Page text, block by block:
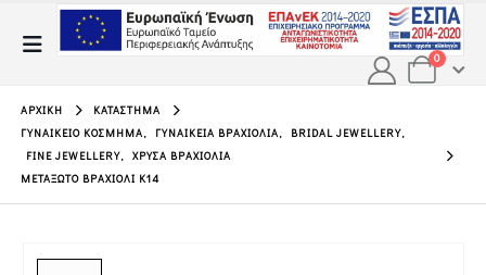
0
ΑΡΧΙΚΉ
ΚΑΤΆΣΤΗΜΑ
ΓΥΝΑΙΚΕΊΟ ΚΌΣΜΗΜΑ, ΓΥΝΑΙΚΕΊΑ ΒΡΑΧΙΌΛΙΑ, BRIDAL JEWELLERY,
FINE JEWELLERY,
ΧΡΥΣΆ ΒΡΑΧΙΌΛΙΑ
ΜΕΤΑΞΩΤΌ ΒΡΑΧΙΌΛΙ Κ14